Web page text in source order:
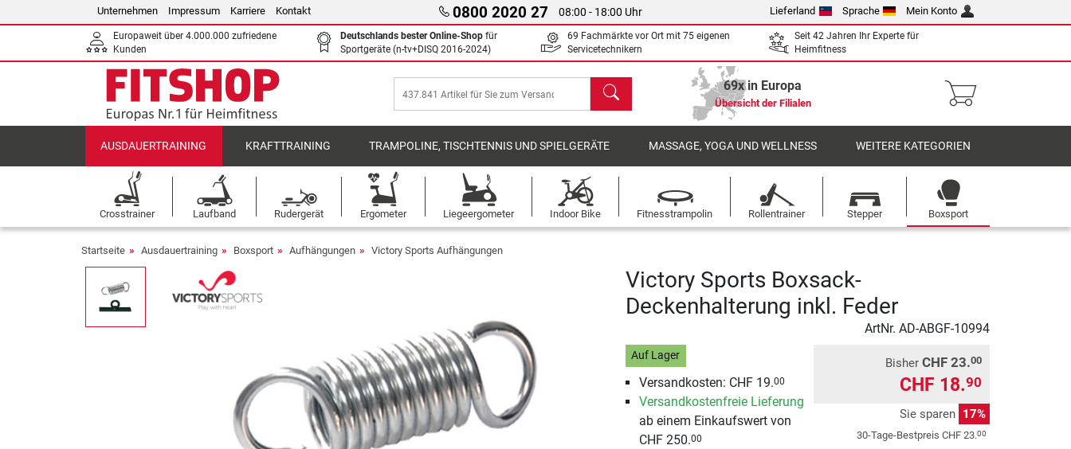
Unternehmen Impressum Karriere Kontakt 0800 2020 27 08:00 - 18:00 Uhr Lieferland Sprache Mein Konto
Europaweit über 4.000.000 zufriedene
Kunden
Deutschlands bester Online-Shop für
Sportgeräte (n-tv+DISQ 2016-2024)
69 Fachmärkte vor Ort mit 75 eigenen
Servicetechnikern
Seit 42 Jahren Ihr Experte für
Heimfitness
Suchen 69x in Europa
Übersicht der Filialen
AUSDAUERTRAINING KRAFTTRAINING TRAMPOLINE, TISCHTENNIS UND SPIELGERÄTE MASSAGE, YOGA UND WELLNESS WEITERE KATEGORIEN
Crosstrainer Laufband Rudergerät Ergometer Liegeergometer Indoor Bike Fitnesstrampolin Rollentrainer Stepper Boxsport
Startseite Ausdauertraining Boxsport Aufhängungen Victory Sports Aufhängungen
Victory Sports Boxsack-
Deckenhalterung inkl. Feder
ArtNr. AD-ABGF-10994
Auf Lager
Versandkosten: CHF 19.00
Versandkostenfreie Lieferung
ab einem Einkaufswert von
CHF 250.00
Bisher CHF 23.00
CHF 18.90
Sie sparen 17%
30-Tage-Bestpreis CHF 23.00